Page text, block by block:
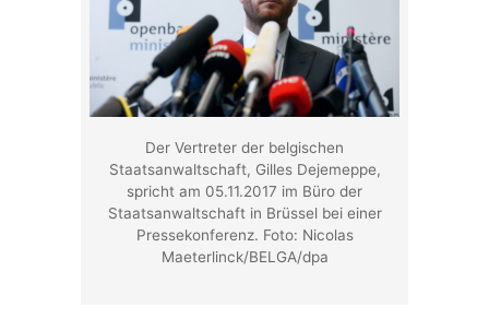
Der Vertreter der belgischen
Staatsanwaltschaft, Gilles Dejemeppe,
spricht am 05.11.2017 im Büro der
Staatsanwaltschaft in Brüssel bei einer
Pressekonferenz. Foto: Nicolas
Maeterlinck/BELGA/dpa